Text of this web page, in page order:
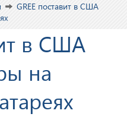
GREE поставит в США
в США
на